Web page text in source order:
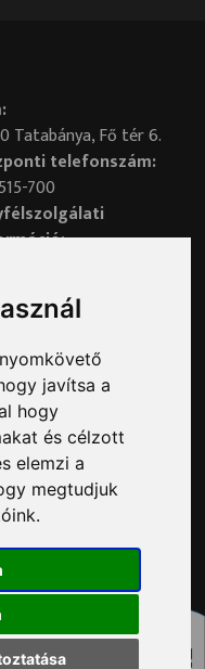
javítsa a
hogy
és célzott
elemzi a
megtudjuk
Tatabánya, Fő tér 6.
telefonszám:
700
799